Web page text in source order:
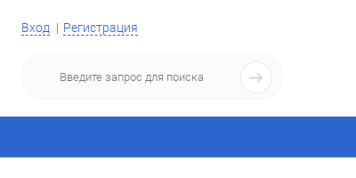
Вход Регистрация